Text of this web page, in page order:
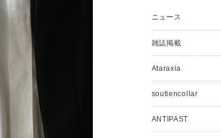
ニュース
雑誌掲載
Ataraxia
soutiencollar
ANTIPAST